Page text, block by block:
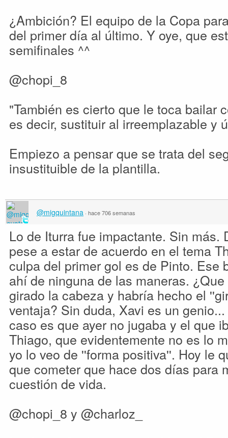
¿Ambición? El equipo de la Copa
del primer día al último. Y oye, que
semifinales ^^
@chopi_8
"También es cierto que le toca bailar
es decir, sustituir al irreemplazable y
Empiezo a pensar que se trata del
insustituible de la plantilla.
@migquintana · hace 706 semanas
Lo de Iturra fue impactante. Sin más.
pese a estar de acuerdo en el tema
culpa del primer gol es de Pinto. Ese
ahí de ninguna de las maneras.
girado la cabeza y habría hecho el
ventaja? Sin duda, Xavi es un
caso es que ayer no jugaba y el que
Thiago, que evidentemente no es lo
yo lo veo de ''forma positiva''. Hoy le
que cometer que hace dos días para
cuestión de vida.
@chopi_8 y @charloz_